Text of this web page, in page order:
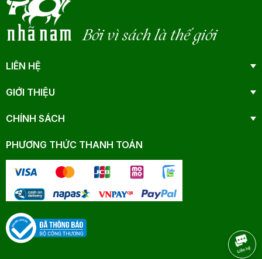
Bởi vì sách là thế giới
LIÊN HỆ
GIỚI THIỆU
CHÍNH SÁCH
PHƯƠNG THỨC THANH TOÁN